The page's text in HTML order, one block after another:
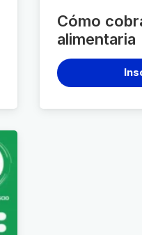
Cómo
alimentaria